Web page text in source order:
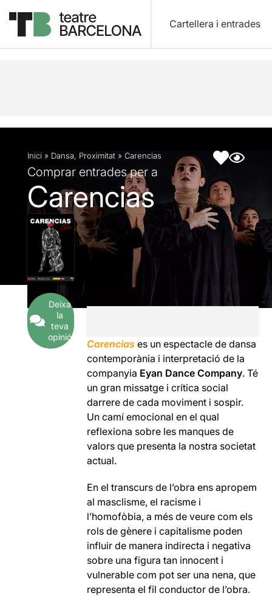
Cartellera i entrades
Descripció Fitxa artística
Inici » Dansa, Proximitat » Carencias
Comprar entrades per a
Carencias
Deixa
la
teva
opinió
Carencias es un espectacle de dansa
contemporània i interpretació de la
companyia Eyan Dance Company. Té
un gran missatge i crítica social
darrere de cada moviment i sospir.
Un camí emocional en el qual
reflexiona sobre les manques de
valors que presenta la nostra societat
actual.
En el transcurs de l’obra ens apropem
al masclisme, el racisme i
l’homofòbia, a més de veure com els
rols de gènere i capitalisme poden
influir de manera indirecta i negativa
sobre una figura tan innocent i
vulnerable com pot ser una nena, que
representa el fil conductor de l’obra.